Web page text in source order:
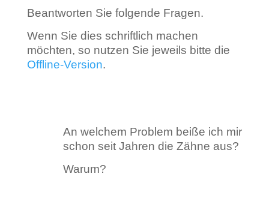
Beantworten Sie folgende Fragen.
Wenn Sie dies schriftlich machen
möchten, so nutzen Sie jeweils bitte die
Offline-Version.
An welchem Problem beiße ich mir
schon seit Jahren die Zähne aus?
Warum?